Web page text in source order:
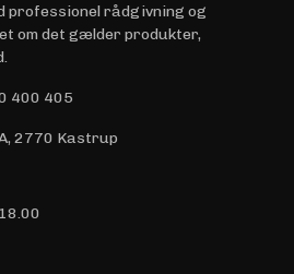
professionel rådgivning og
om det gælder produkter,
400 405
2770 Kastrup